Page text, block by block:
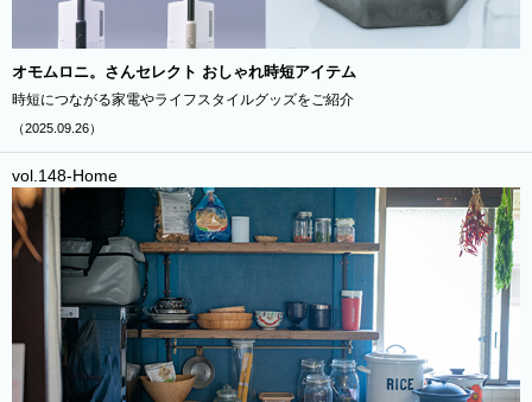
オモムロニ。さんセレクト おしゃれ時短アイテム
時短につながる家電やライフスタイルグッズをご紹介
（2025.09.26）
vol.148-Home